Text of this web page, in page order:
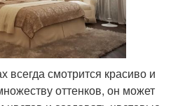
смотрится красиво и
оттенков, он может